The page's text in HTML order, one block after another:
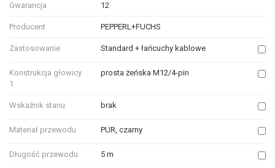
Gwarancja 12
Producent PEPPERL+FUCHS
Zastosowanie Standard + łańcuchy kablowe
Konstrukcja głowicy
1
prosta żeńska M12/4-pin
Wskaźnik stanu brak
Materiał przewodu PUR, czarny
Długość przewodu 5 m